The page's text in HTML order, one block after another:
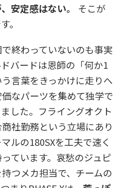
安定感はない。
そこが
。
終わっていないのも事実
バードは恩師の「何か1
言葉をきっかけに走りへ
なパーツを集めて独学で
した。フライングオクト
社勤務という立場にあり
ルの180SXを工夫で速く
ています。哀愁のジュピ
つメカ担当で、チームの